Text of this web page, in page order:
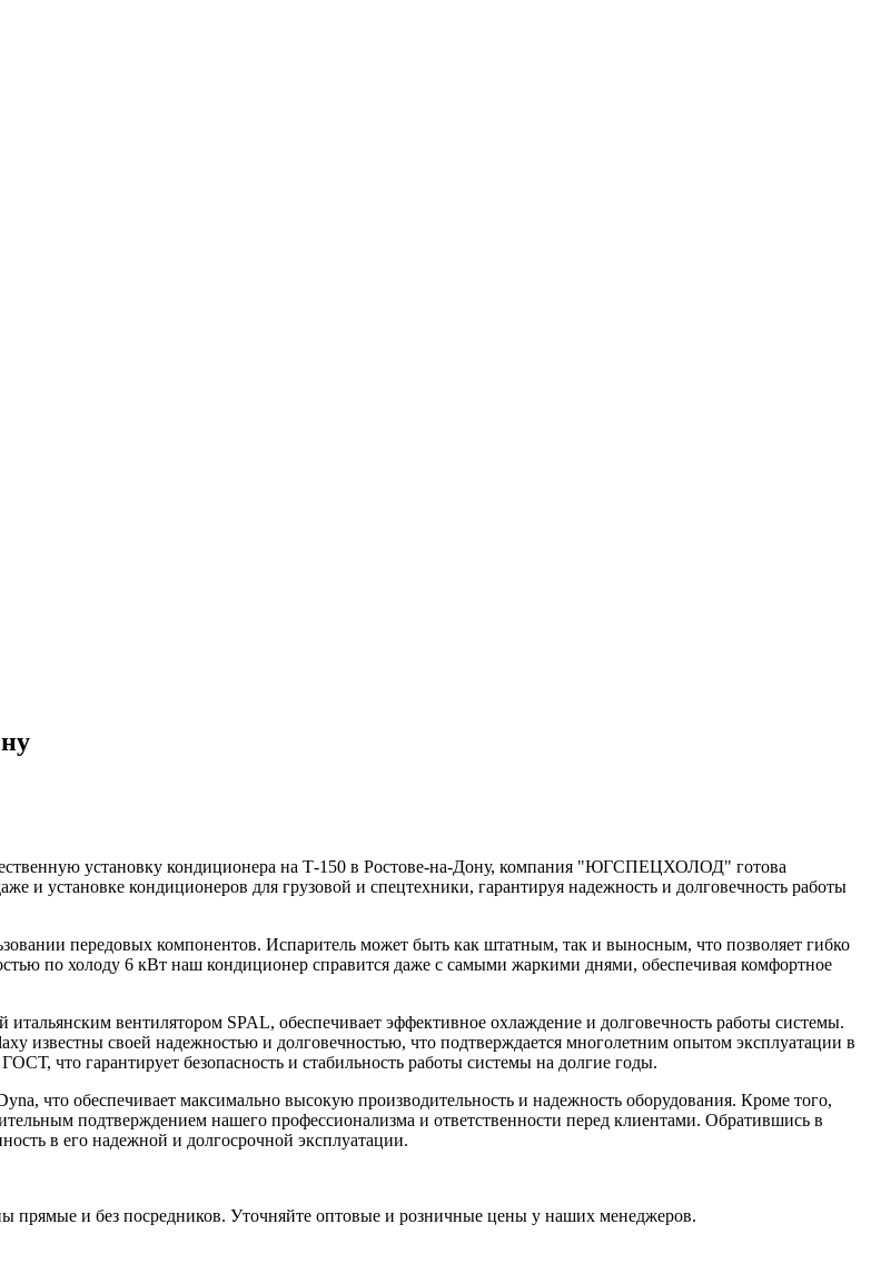
установку кондиционера на Т-150 в Ростове-на-Дону, компания "ЮГСПЕЦХОЛОД" готова
и установке кондиционеров для грузовой и спецтехники, гарантируя надежность и долговечность работы
передовых компонентов. Испаритель может быть как штатным, так и выносным, что позволяет гибко
по холоду 6 кВт наш кондиционер справится даже с самыми жаркими днями, обеспечивая комфортное
вентилятором SPAL, обеспечивает эффективное охлаждение и долговечность работы системы.
известны своей надежностью и долговечностью, что подтверждается многолетним опытом эксплуатации в
что гарантирует безопасность и стабильность работы системы на долгие годы.
что обеспечивает максимально высокую производительность и надежность оборудования. Кроме того,
подтверждением нашего профессионализма и ответственности перед клиентами. Обратившись в
в его надежной и долгосрочной эксплуатации.
прямые и без посредников. Уточняйте оптовые и розничные цены у наших менеджеров.